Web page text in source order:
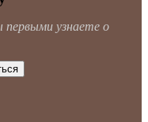
узнаете о